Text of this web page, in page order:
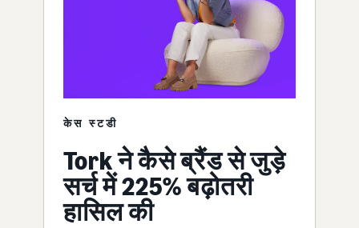
केस स्टडी
Tork ने कैसे ब्रैंड से जुड़े
सर्च में 225% बढ़ोतरी
हासिल की